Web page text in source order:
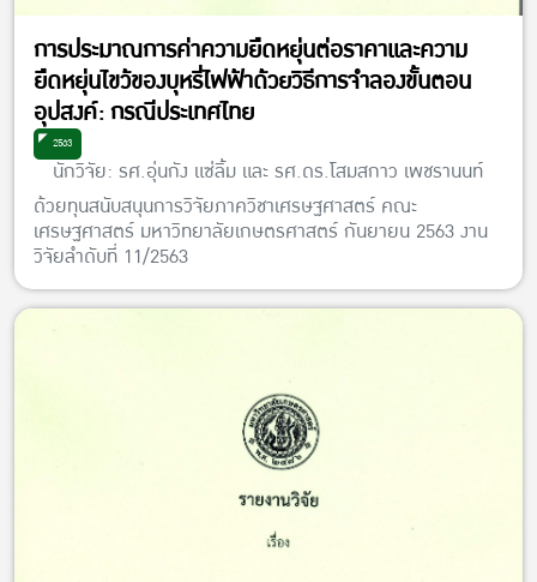
การประมาณการค่าความยืดหยุ่นต่อราคาและความ
ยืดหยุ่นไขว้ของบุหรี่ไฟฟ้าด้วยวิธีการจำลองขั้นตอน
อุปสงค์: กรณีประเทศไทย
2563
นักวิจัย: รศ.อุ่นกัง แซ่ลิ้ม และ รศ.ดร.โสมสกาว เพชรานนท์
ด้วยทุนสนับสนุนการวิจัยภาควิชาเศรษฐศาสตร์ คณะ
เศรษฐศาสตร์ มหาวิทยาลัยเกษตรศาสตร์ กันยายน 2563 งาน
วิจัยลำดับที่ 11/2563